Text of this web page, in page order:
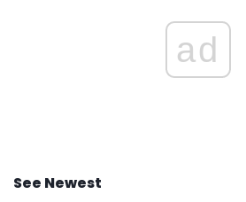
ad
See Newest